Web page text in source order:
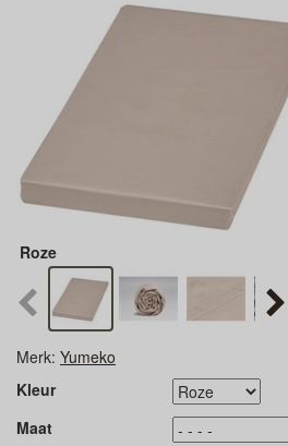
Roze
Merk: Yumeko
Kleur
Maat